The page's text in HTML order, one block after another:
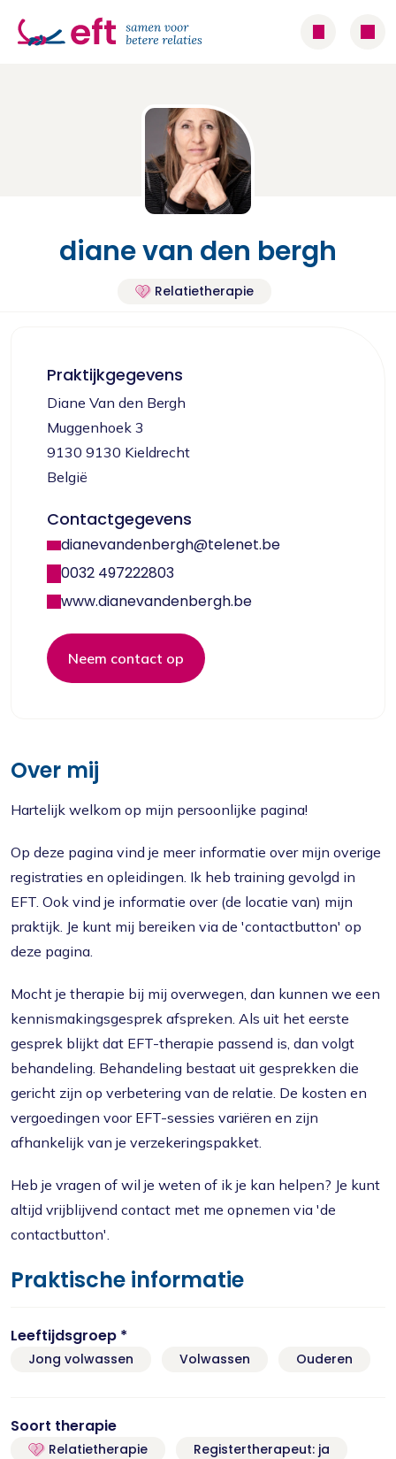
diane van den bergh
Relatietherapie
Over mij
Hartelijk welkom op mijn persoonlijke pagina!
Op deze pagina vind je meer informatie over mijn overige
registraties en opleidingen. Ik heb training gevolgd in
EFT. Ook vind je informatie over (de locatie van) mijn
praktijk. Je kunt mij bereiken via de 'contactbutton' op
deze pagina.
Mocht je therapie bij mij overwegen, dan kunnen we een
kennismakingsgesprek afspreken. Als uit het eerste
gesprek blijkt dat EFT-therapie passend is, dan volgt
behandeling. Behandeling bestaat uit gesprekken die
gericht zijn op verbetering van de relatie. De kosten en
vergoedingen voor EFT-sessies variëren en zijn
afhankelijk van je verzekeringspakket.
Heb je vragen of wil je weten of ik je kan helpen? Je kunt
altijd vrijblijvend contact met me opnemen via 'de
contactbutton'.
Praktische informatie
Leeftijdsgroep *
Jong volwassen Volwassen Ouderen
Soort therapie
Relatietherapie
Registertherapeut: ja
Praktijkgegevens
Diane Van den Bergh
Muggenhoek 3
9130 9130 Kieldrecht
België
Contactgegevens
dianevandenbergh@telenet.be
0032 497222803
www.dianevandenbergh.be
Neem contact op